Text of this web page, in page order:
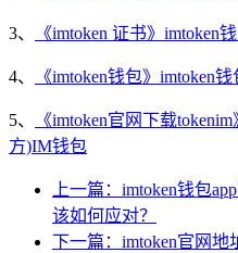
3、 《imtoken 证书》imtoken
4、 《imtoken钱包》imtoken
5、
《imtoken官网下载
方)IM钱包
上一篇：imtoken钱包
该如何应对？
下一篇：imtoken官网地